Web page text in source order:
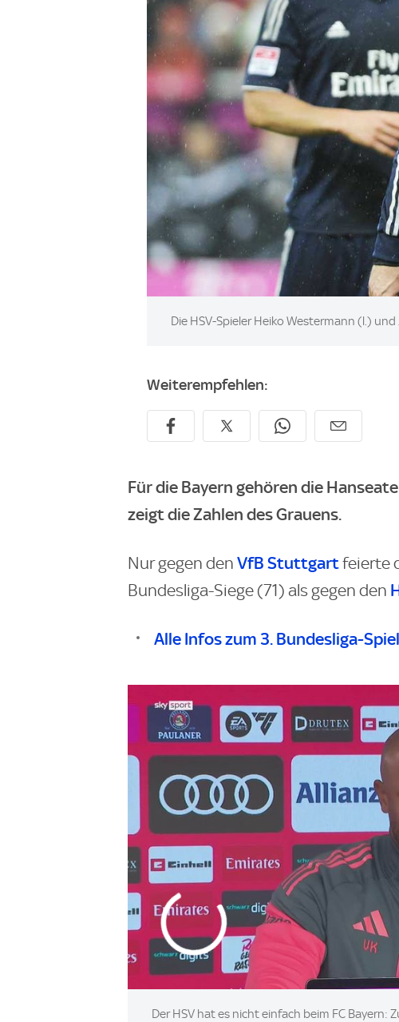
Image:
Die HSV-Spieler Heiko Westermann (l.)
Weiterempfehlen:
Für die Bayern gehören die
zeigt die Zahlen des Grauens.
Nur gegen den VfB Stuttgartfeierte
Bundesliga-Siege (71) als gegen den
Alle Infos zum 3. Bundesliga-
Der HSV hat es nicht einfach beim FC Bayern: